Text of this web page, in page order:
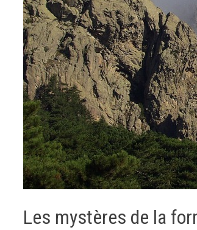
Les mystères de la